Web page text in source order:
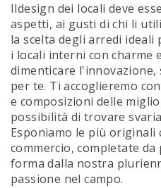
Ildesign dei locali deve
aspetti, ai gusti di chi li
la scelta degli arredi ideali
i locali interni con charme
dimenticare
per te. Ti accoglieremo
e composizioni delle
possibilità di trovare
Esponiamo le più originali
commercio, completate
forma dalla nostra
passione nel campo.